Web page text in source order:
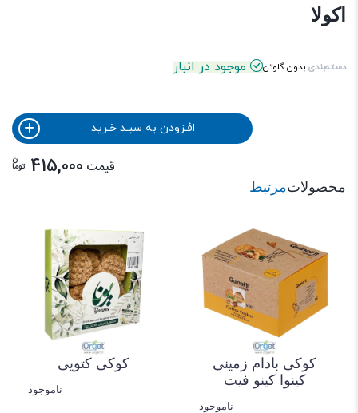
اکولا
دسته‌بندی بدون گلوتن موجود در انبار
افـزودن به سبـد خـرید
قیمت 415,000 توما
ن
محصولاتمرتبط
کوکی کتویی
ناموجود
کوکی بادام زمینی
کینوا کینو فیت
ناموجود